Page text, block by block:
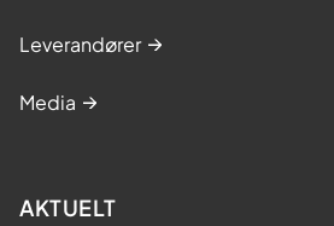
Leverandører
Media
AKTUELT